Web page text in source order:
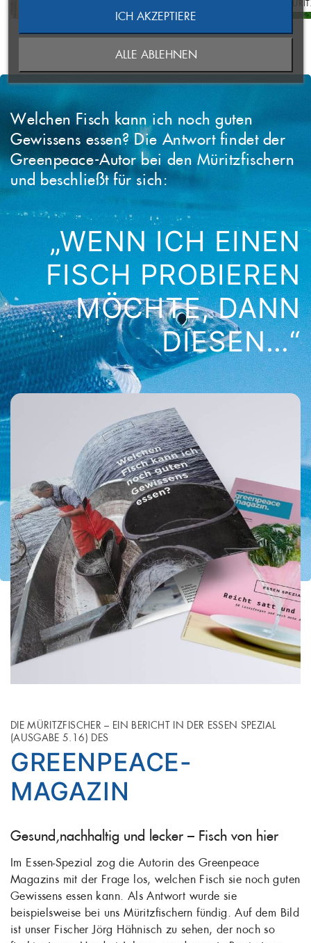
Welchen Fisch kann ich noch guten
Gewissens essen? Die Antwort findet der
Greenpeace-Autor bei den Müritzfischern
und beschließt für sich:
„WENN ICH EINEN
FISCH PROBIEREN
MÖCHTE, DANN
DIESEN…“
DIE MÜRITZFISCHER – EIN BERICHT IN DER ESSEN SPEZIAL
(AUSGABE 5.16) DES
GREENPEACE-
MAGAZIN
Gesund,nachhaltig und lecker – Fisch von hier
Im Essen-Spezial zog die Autorin des Greenpeace
Magazins mit der Frage los, welchen Fisch sie noch guten
Gewissens essen kann. Als Antwort wurde sie
beispielsweise bei uns Müritzfischern fündig. Auf dem Bild
ist unser Fischer Jörg Hähnisch zu sehen, der noch so
ABBRECHEN
WUNSCHLISTE ERSTELLEN
ABBRECHEN
ANMELDEN
ALLE ABLEHNEN
ICH AKZEPTIERE